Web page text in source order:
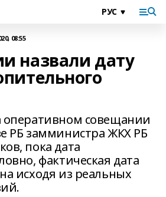
08:55
назвали дату
оперативном совещании
РБ замминистра ЖКХ РБ
пока дата
фактическая дата
исходя из реальных